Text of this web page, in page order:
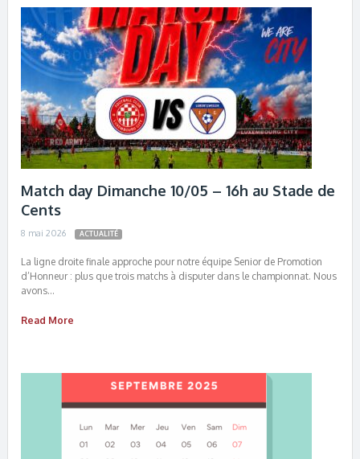
Match day Dimanche 10/05 – 16h au Stade de
Cents
8 mai 2026 ACTUALITÉ
La ligne droite finale approche pour notre équipe Senior de Promotion
d’Honneur : plus que trois matchs à disputer dans le championnat. Nous
avons…
Read More